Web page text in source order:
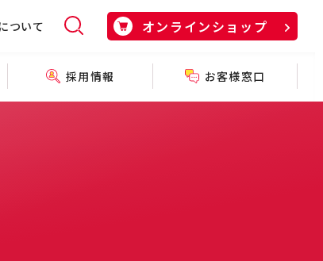
ついて オンラインショップ
採用情報 お客様窓口